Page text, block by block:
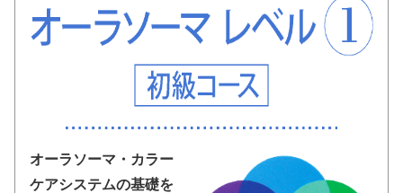
オーラソーマ・カラー
ケアシステムの基礎を